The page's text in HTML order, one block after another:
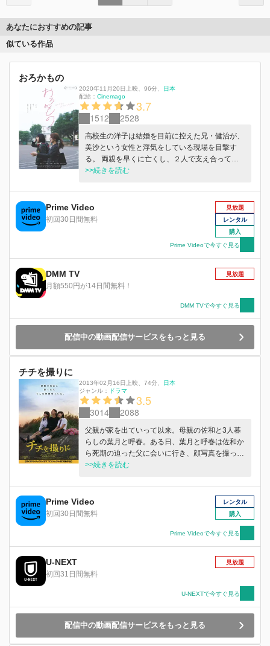
あなたにおすすめの記事
似ている作品
おろかもの
2020年11月20日上映 96分
日本
配給： Cinemago
3.7
1512 2528
高校生の洋子は結婚を目前に控えた兄・健治が、
美沙という女性と浮気をしている現場を目撃す
る。 両親を早くに亡くし、２人で支え合って生
きてきた兄の愚かな行為とそれを隠して何食わぬ
る。一方洋子は健治の婚約相手・榊果歩に対し
て、兄と２人だけの関係の中に突然入ってきた存
在として言い様のない違和感と不満を感じてい
た。 やがて衝動と好奇心に突き動かされて美沙
と対峙した洋子は、美沙の独特の柔らかさと強
さ、脆さに惹かれて、自分でも予期せぬ事を口走
２人の女性達の、奇妙な共犯関係が始まる。
>>続きを読む
Prime Video
初回30日間無料
見放題
レンタル
購入
Prime Videoで今すぐ見る
DMM TV
月額550円が14日間無料！
見放題
DMM TVで今すぐ見る
配信中の動画配信サービスをもっと見る
チチを撮りに
2013年02月16日上映 74分
日本
ジャンル：
ドラマ
3.5
3014 2088
父親が家を出ていって以来。母親の佐和と3人暮
らしの葉月と呼春。ある日、葉月と呼春は佐和か
ら死期の迫った父に会いに行き、顔写真を撮って
きてほしいと頼まれる。ふたりは父のいる田舎に
羅場に巻き込まれる。
>>続きを読む
Prime Video
初回30日間無料
レンタル
購入
Prime Videoで今すぐ見る
U-NEXT
初回31日間無料
見放題
U-NEXTで今すぐ見る
配信中の動画配信サービスをもっと見る